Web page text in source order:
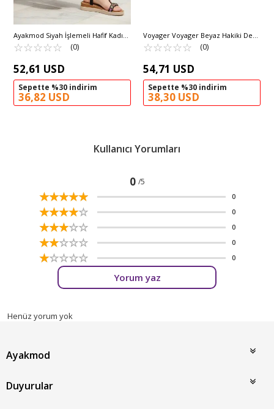
Ayakmod Siyah İşlemeli Hafif Kadın
Sandalet 358170 Z
☆☆☆☆☆
★★★★★ (0)
52,61 USD
Sepette %30 indirim
36,82 USD
Voyager Voyager Beyaz Hakiki Deri
Taş İşlemeli Kadın Sandalet 9634 Z
☆☆☆☆☆
★★★★★ (0)
54,71 USD
Sepette %30 indirim
38,30 USD
Kullanıcı Yorumları
0 /5
☆☆☆☆☆
★★★★★ 0
☆☆☆☆☆
★★★★★ 0
☆☆☆☆☆
★★★★★ 0
☆☆☆☆☆
★★★★★ 0
☆☆☆☆☆
★★★★★ 0
Yorum yaz
Henüz yorum yok
Ayakmod
Duyurular